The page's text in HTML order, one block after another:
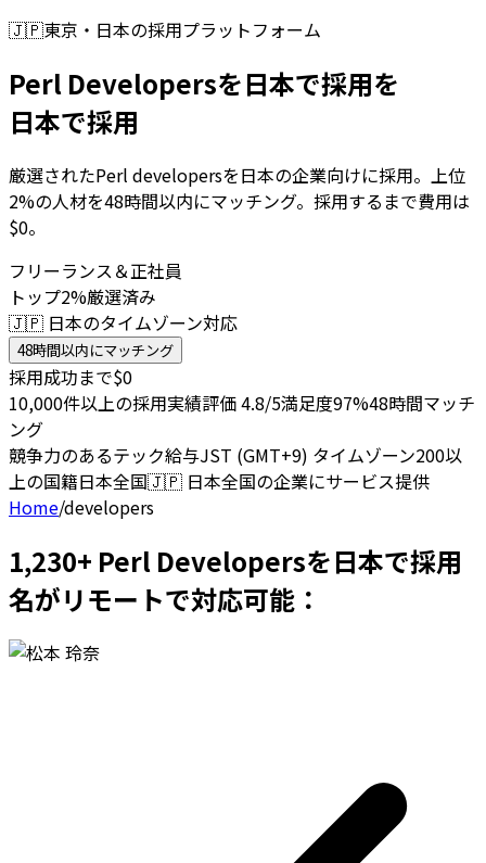
🇯🇵東京・日本の採用プラットフォーム
Perl Developersを日本で採用を
日本で採用
厳選されたPerl developersを日本の企業向けに採用。上位
2%の人材を48時間以内にマッチング。採用するまで費用は
$0。
フリーランス＆正社員
トップ2%厳選済み
🇯🇵 日本のタイムゾーン対応
48時間以内にマッチング
採用成功まで$0
10,000件以上の採用実績評価 4.8/5満足度97%48時間マッチ
ング
競争力のあるテック給与JST (GMT+9) タイムゾーン200以
上の国籍日本全国🇯🇵 日本全国の企業にサービス提供
Home/developers
1,230+ Perl Developersを日本で採用
名がリモートで対応可能：